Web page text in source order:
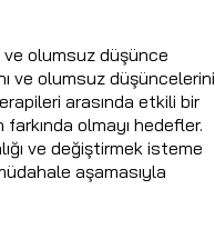
ve olumsuz düşünce
ve olumsuz düşüncelerini
arasında etkili bir
olmayı hedefler.
ve değiştirmek isteme
aşamasıyla